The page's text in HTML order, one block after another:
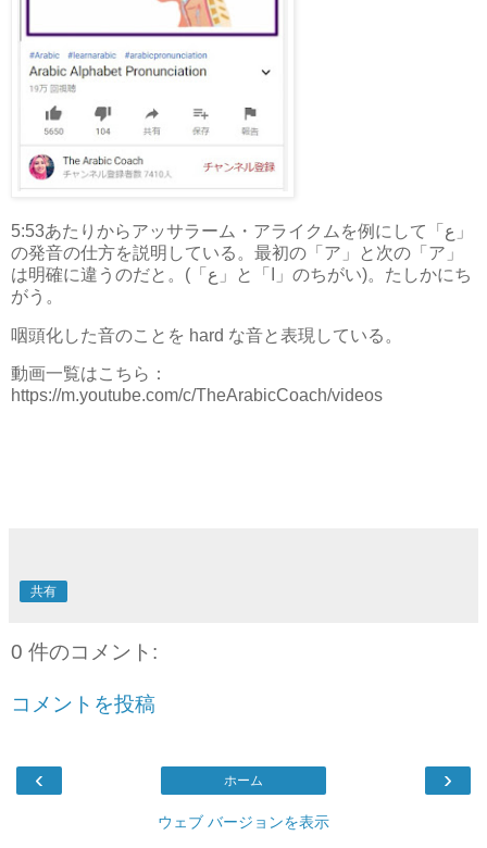
5:53あたりからアッサラーム・アライクムを例にして「ع」
の発音の仕方を説明している。最初の「ア」と次の「ア」
は明確に違うのだと。(「ع」と「ا」のちがい)。たしかにち
がう。
咽頭化した音のことを hard な音と表現している。
動画一覧はこちら：
https://m.youtube.com/c/TheArabicCoach/videos
共有
0 件のコメント:
コメントを投稿
‹ ›
ホーム
ウェブ バージョンを表示